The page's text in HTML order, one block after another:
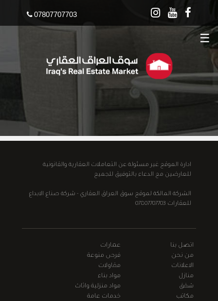
07807707703
☰
ادارة الموقع غير مسئولة عن التعاملات العقارية والقانونية
للعارضين مع الدعاء بالتوفيق للجميع
الشركة المالكة لموقع سوق العراق العقاري - شركة صناع الابداع
للعقارات 07807707703
اتصل بنا
من نحن
الاعلانات
منازل
شقق
مكاتب
عمارات
فرص منوعة
مقاولات
مواد بناء
مواد منزلية واثاث
خدمات عامة